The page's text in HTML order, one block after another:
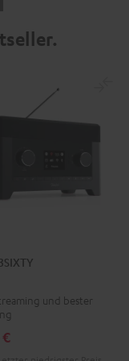
3SIXTY
und bester
€